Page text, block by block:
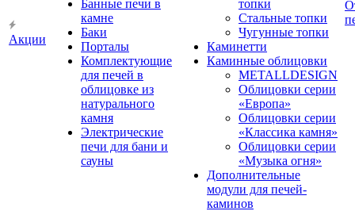
Акции
Банные печи в
камне
Баки
Порталы
Комплектующие
для печей в
облицовке из
натурального
камня
Электрические
печи для бани и
сауны
топки
Стальные топки
Чугунные топки
Каминетти
Каминные облицовки
METALLDESIGN
Облицовки серии
«Европа»
Облицовки серии
«Классика камня»
Облицовки серии
«Музыка огня»
Дополнительные
модули для печей-
каминов